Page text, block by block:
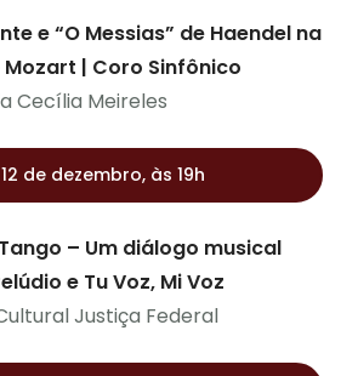
e “O Messias” de Haendel na
| Coro Sinfônico
Cecília Meireles
de dezembro, às 19h
– Um diálogo musical
e Tu Voz, Mi Voz
Justiça Federal